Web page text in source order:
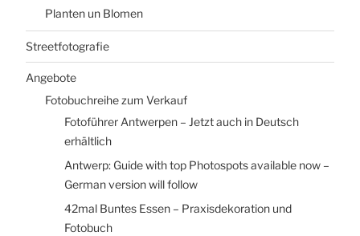
Planten un Blomen
Streetfotografie
Angebote
Fotobuchreihe zum Verkauf
Fotoführer Antwerpen – Jetzt auch in Deutsch
erhältlich
Antwerp: Guide with top Photospots available now –
German version will follow
42mal Buntes Essen – Praxisdekoration und
Fotobuch